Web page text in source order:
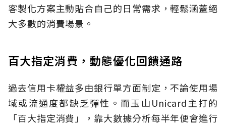
客製化方案主動貼合自己的日常需求，輕鬆涵蓋絕
大多數的消費場景。
百大指定消費，動態優化回饋通路
過去信用卡權益多由銀行單方面制定，不論使用場
域或流通度都缺乏彈性。而玉山Unicard主打的
「百大指定消費」，靠大數據分析每半年便會進行